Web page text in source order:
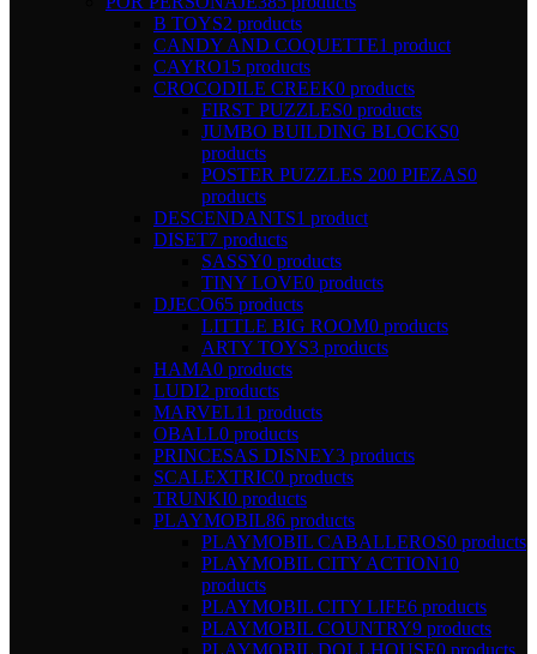
B TOYS2 products
CANDY AND COQUETTE1 product
CAYRO15 products
CROCODILE CREEK0 products
FIRST PUZZLES0 products
JUMBO BUILDING BLOCKS0
products
POSTER PUZZLES 200 PIEZAS0
products
DESCENDANTS1 product
DISET7 products
SASSY0 products
TINY LOVE0 products
DJECO65 products
LITTLE BIG ROOM0 products
ARTY TOYS3 products
HAMA0 products
LUDI2 products
MARVEL11 products
OBALL0 products
PRINCESAS DISNEY3 products
SCALEXTRIC0 products
TRUNKI0 products
PLAYMOBIL86 products
PLAYMOBIL CABALLEROS0 products
PLAYMOBIL CITY ACTION10
products
PLAYMOBIL CITY LIFE6 products
PLAYMOBIL COUNTRY9 products
PLAYMOBIL DOLLHOUSE0 products